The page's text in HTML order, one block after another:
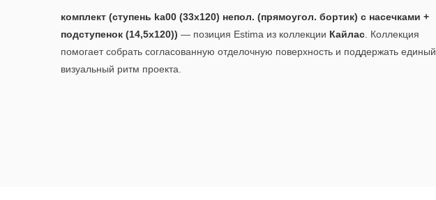
комплект (ступень ka00 (33x120) непол. (прямоугол. бортик) с насечками +
подступенок (14,5x120)) — позиция Estima из коллекции Кайлас . Коллекция
помогает собрать согласованную отделочную поверхность и поддержать единый
визуальный ритм проекта.